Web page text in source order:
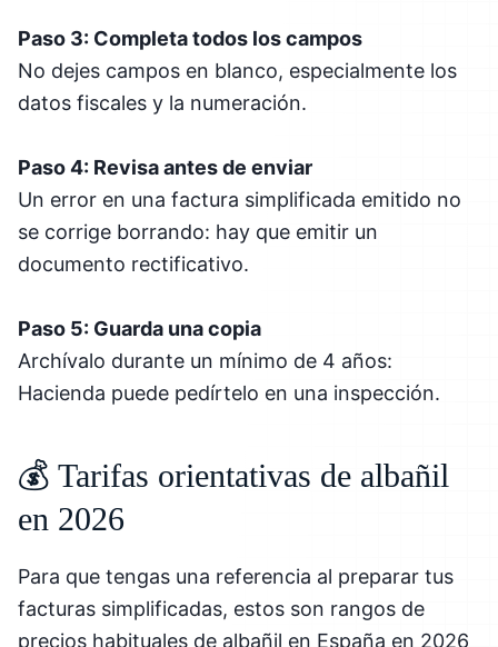
Paso 3: Completa todos los campos
No dejes campos en blanco, especialmente los
datos fiscales y la numeración.
Paso 4: Revisa antes de enviar
Un error en una factura simplificada emitido no
se corrige borrando: hay que emitir un
documento rectificativo.
Paso 5: Guarda una copia
Archívalo durante un mínimo de 4 años:
Hacienda puede pedírtelo en una inspección.
💰 Tarifas orientativas de albañil
en 2026
Para que tengas una referencia al preparar tus
facturas simplificadas, estos son rangos de
precios habituales de albañil en España en 2026